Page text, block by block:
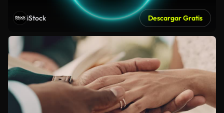
iStock Descargar Gratis